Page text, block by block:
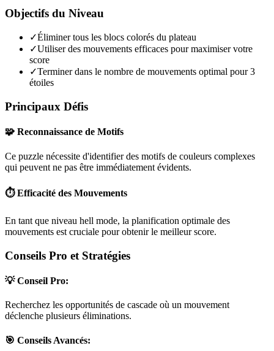
Objectifs du Niveau
✓Éliminer tous les blocs colorés du plateau
✓Utiliser des mouvements efficaces pour maximiser votre
score
✓Terminer dans le nombre de mouvements optimal pour 3
étoiles
Principaux Défis
🧩 Reconnaissance de Motifs
Ce puzzle nécessite d'identifier des motifs de couleurs complexes
qui peuvent ne pas être immédiatement évidents.
⏱️ Efficacité des Mouvements
En tant que niveau hell mode, la planification optimale des
mouvements est cruciale pour obtenir le meilleur score.
Conseils Pro et Stratégies
💡 Conseil Pro:
Recherchez les opportunités de cascade où un mouvement
déclenche plusieurs éliminations.
🎯 Conseils Avancés: